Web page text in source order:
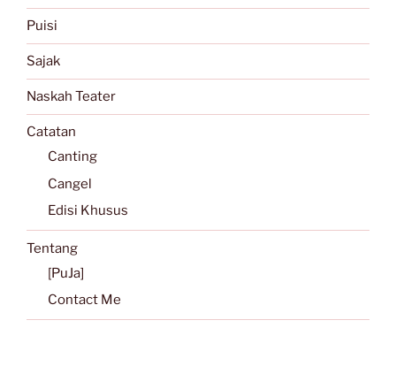
Puisi
Sajak
Naskah Teater
Catatan
Canting
Cangel
Edisi Khusus
Tentang
[PuJa]
Contact Me